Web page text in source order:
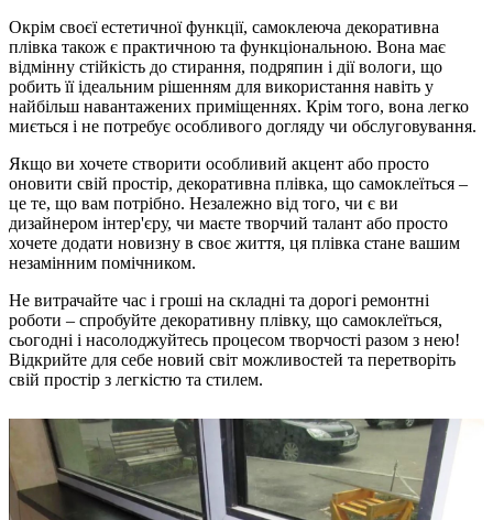
Окрім своєї естетичної функції, самоклеюча декоративна
плівка також є практичною та функціональною. Вона має
відмінну стійкість до стирання, подряпин і дії вологи, що
робить її ідеальним рішенням для використання навіть у
найбільш навантажених приміщеннях. Крім того, вона легко
миється і не потребує особливого догляду чи обслуговування.
Якщо ви хочете створити особливий акцент або просто
оновити свій простір, декоративна плівка, що самоклеїться –
це те, що вам потрібно. Незалежно від того, чи є ви
дизайнером інтер'єру, чи маєте творчий талант або просто
хочете додати новизну в своє життя, ця плівка стане вашим
незамінним помічником.
Не витрачайте час і гроші на складні та дорогі ремонтні
роботи – спробуйте декоративну плівку, що самоклеїться,
сьогодні і насолоджуйтесь процесом творчості разом з нею!
Відкрийте для себе новий світ можливостей та перетворіть
свій простір з легкістю та стилем.